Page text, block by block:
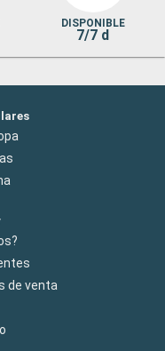
DISPONIBLE
7/7 d
de venta